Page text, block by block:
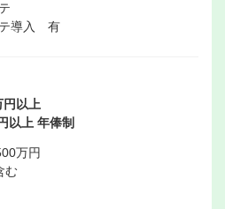
テ導入 有
円以上
以上 年俸制
万円
む